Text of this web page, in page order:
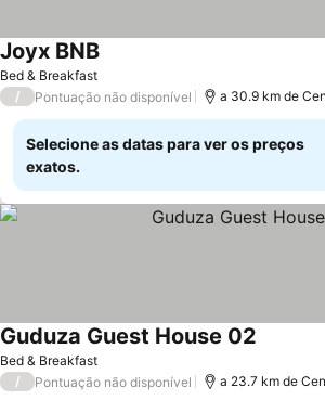
Bed & Breakfast
Joyx BNBVer preços
/ Pontuação não disponível a 30.9 km de
Selecione as datas para ver os preços
exatos.
Bed & Breakfast
Guduza Guest House 02
/ Pontuação não disponível a 23.7 km de